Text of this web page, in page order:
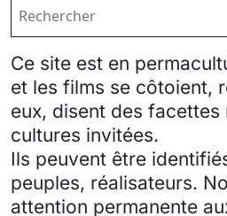
Ce site est en
et les films se côtoient,
eux, disent des facettes
cultures invitées.
Ils peuvent être
peuples, réalisateurs.
attention permanente